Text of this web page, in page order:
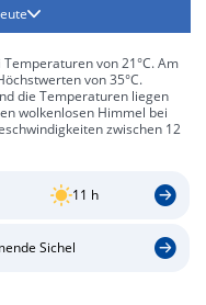
von 21°C. Am
von 35°C.
die Temperaturen liegen
wolkenlosen Himmel bei
zwischen 12
11 h
Sichel